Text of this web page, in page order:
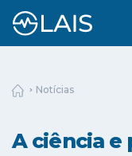
Notícias
A ciência e